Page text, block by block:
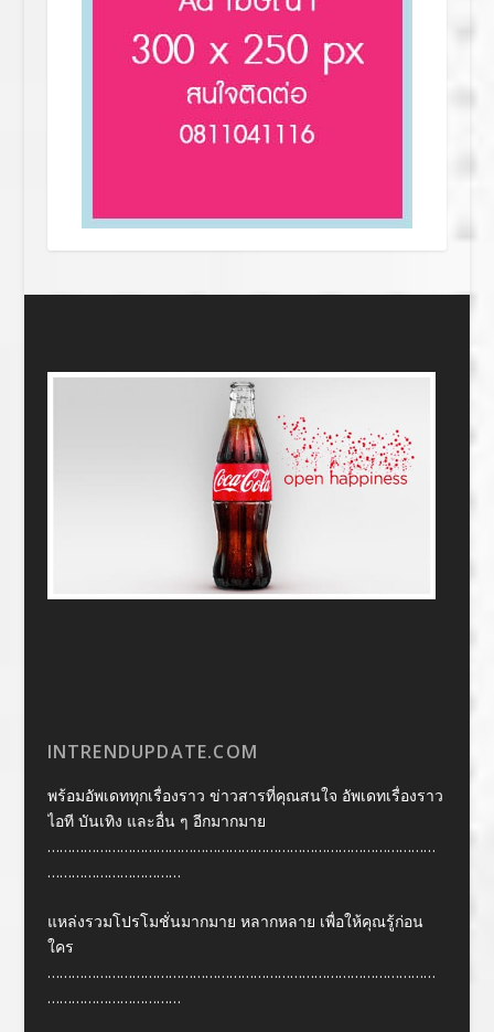
INTRENDUPDATE.COM
พร้อมอัพเดททุกเรื่องราว ข่าวสารที่คุณสนใจ อัพเดทเรื่องราว
ไอที บันเทิง และอื่น ๆ อีกมากมาย
……………………………………………………………………………………
……………………………
แหล่งรวมโปรโมชั่นมากมาย หลากหลาย เพื่อให้คุณรู้ก่อน
ใคร
……………………………………………………………………………………
……………………………